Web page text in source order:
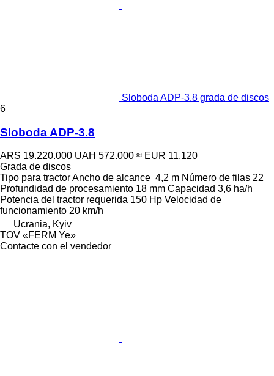
Sloboda ADP-3.8 grada de discos
6
Sloboda ADP-3.8
ARS 19.220.000 UAH 572.000 ≈ EUR 11.120
Grada de discos
Tipo para tractorAncho de alcance 4,2 m Número de filas 22
Profundidad de procesamiento 18 mm Capacidad 3,6 ha/h
Potencia del tractor requerida 150 Hp Velocidad de
funcionamiento 20 km/h
Ucrania, Kyiv
TOV «FERM Ye»
Contacte con el vendedor